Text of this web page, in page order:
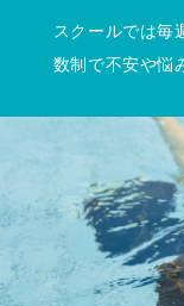
スクールでは毎
数制で不安や悩